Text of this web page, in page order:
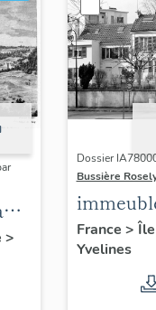
>
Dossier
Bussière
fermes
France >
Yvelines